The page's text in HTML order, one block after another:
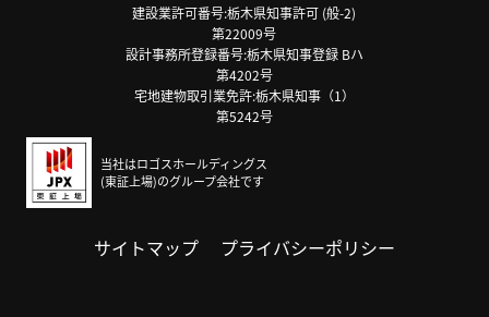
建設業許可番号:栃木県知事許可 (般-2)
第22009号
設計事務所登録番号:栃木県知事登録 Bハ
第4202号
宅地建物取引業免許:栃木県知事（1）
第5242号
当社はロゴスホールディングス
(東証上場)のグループ会社です
サイトマップ プライバシーポリシー